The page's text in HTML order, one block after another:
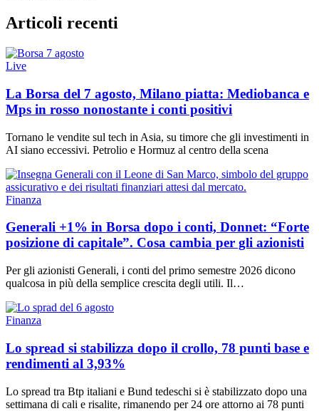
Articoli recenti
Live
La Borsa del 7 agosto, Milano piatta: Mediobanca e
Mps in rosso nonostante i conti positivi
Tornano le vendite sul tech in Asia, su timore che gli investimenti in
AI siano eccessivi. Petrolio e Hormuz al centro della scena
Finanza
Generali +1% in Borsa dopo i conti, Donnet: “Forte
posizione di capitale”. Cosa cambia per gli azionisti
Per gli azionisti Generali, i conti del primo semestre 2026 dicono
qualcosa in più della semplice crescita degli utili. Il…
Finanza
Lo spread si stabilizza dopo il crollo, 78 punti base e
rendimenti al 3,93%
Lo spread tra Btp italiani e Bund tedeschi si è stabilizzato dopo una
settimana di cali e risalite, rimanendo per 24 ore attorno ai 78 punti